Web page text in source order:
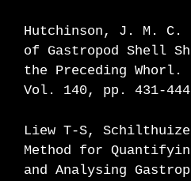
Hutchinson, J. M. C.
of Gastropod Shell
the Preceding
Vol. 140, pp. 431-
Liew T-S,
Method for
and Analysing